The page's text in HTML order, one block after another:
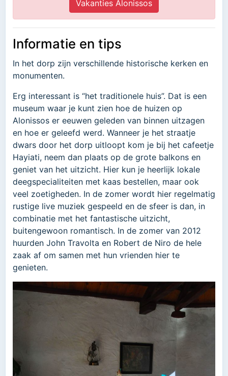
Vakanties Alonissos
Informatie en tips
In het dorp zijn verschillende historische kerken en
monumenten.
Erg interessant is “het traditionele huis”. Dat is een
museum waar je kunt zien hoe de huizen op
Alonissos er eeuwen geleden van binnen uitzagen
en hoe er geleefd werd. Wanneer je het straatje
dwars door het dorp uitloopt kom je bij het cafeetje
Hayiati, neem dan plaats op de grote balkons en
geniet van het uitzicht. Hier kun je heerlijk lokale
deegspecialiteiten met kaas bestellen, maar ook
veel zoetigheden. In de zomer wordt hier regelmatig
rustige live muziek gespeeld en de sfeer is dan, in
combinatie met het fantastische uitzicht,
buitengewoon romantisch. In de zomer van 2012
huurden John Travolta en Robert de Niro de hele
zaak af om samen met hun vrienden hier te
genieten.